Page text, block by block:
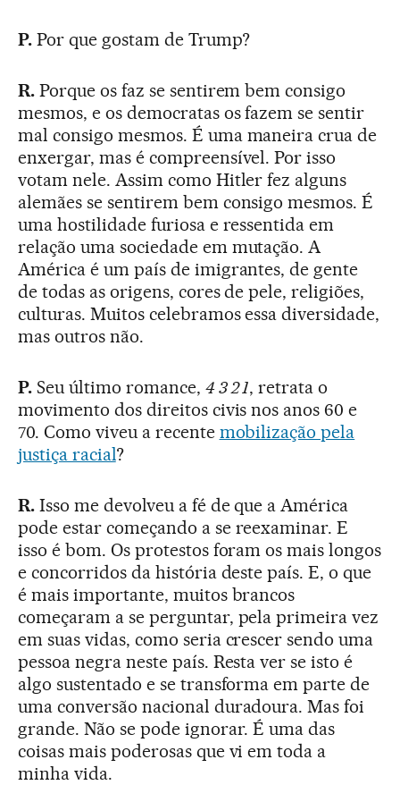
P. Por que gostam de Trump?
R. Porque os faz se sentirem bem consigo
mesmos, e os democratas os fazem se sentir
mal consigo mesmos. É uma maneira crua de
enxergar, mas é compreensível. Por isso
votam nele. Assim como Hitler fez alguns
alemães se sentirem bem consigo mesmos. É
uma hostilidade furiosa e ressentida em
relação uma sociedade em mutação. A
América é um país de imigrantes, de gente
de todas as origens, cores de pele, religiões,
culturas. Muitos celebramos essa diversidade,
mas outros não.
P. Seu último romance, 4 3 2 1, retrata o
movimento dos direitos civis nos anos 60 e
70. Como viveu a recente mobilização pela
justiça racial?
R. Isso me devolveu a fé de que a América
pode estar começando a se reexaminar. E
isso é bom. Os protestos foram os mais longos
e concorridos da história deste país. E, o que
é mais importante, muitos brancos
começaram a se perguntar, pela primeira vez
em suas vidas, como seria crescer sendo uma
pessoa negra neste país. Resta ver se isto é
algo sustentado e se transforma em parte de
uma conversão nacional duradoura. Mas foi
grande. Não se pode ignorar. É uma das
coisas mais poderosas que vi em toda a
minha vida.